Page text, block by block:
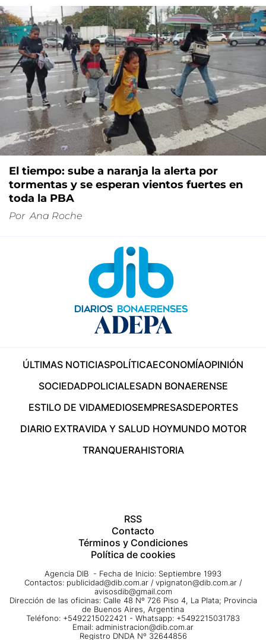
El tiempo: sube a naranja la alerta por
tormentas y se esperan vientos fuertes en
toda la PBA
Por Ana Roche
ÚLTIMAS NOTICIASPOLÍTICAECONOMÍAOPINIÓN
SOCIEDADPOLICIALESADN BONAERENSE
ESTILO DE VIDAMEDIOSEMPRESASDEPORTES
DIARIO EXTRAVIDA Y SALUD HOYMUNDO MOTOR
TRANQUERAHISTORIA
RSS
Contacto
Términos y Condiciones
Política de cookies
Agencia DIB - Fecha de Inicio: Septiembre 1993
Contactos: publicidad@dib.com.ar / vpignaton@dib.com.ar /
avisosdib@gmail.com
Dirección de las oficinas: Calle 48 Nº 726 Piso 4, La Plata; Provincia
de Buenos Aires, Argentina
Teléfono: +5492215022421 - Whatsapp: +5492215031783
Email: administracion@dib.com.ar
Registro DNDA Nº 32644856